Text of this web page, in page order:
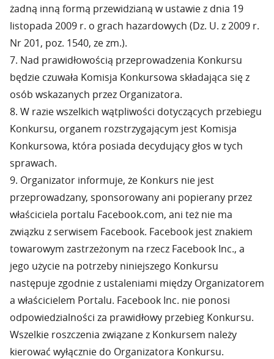
żadną inną formą przewidzianą w ustawie z dnia 19
listopada 2009 r. o grach hazardowych (Dz. U. z 2009 r.
Nr 201, poz. 1540, ze zm.).
7. Nad prawidłowością przeprowadzenia Konkursu
będzie czuwała Komisja Konkursowa składająca się z
osób wskazanych przez Organizatora.
8. W razie wszelkich wątpliwości dotyczących przebiegu
Konkursu, organem rozstrzygającym jest Komisja
Konkursowa, która posiada decydujący głos w tych
sprawach.
9. Organizator informuje, że Konkurs nie jest
przeprowadzany, sponsorowany ani popierany przez
właściciela portalu Facebook.com, ani też nie ma
związku z serwisem Facebook. Facebook jest znakiem
towarowym zastrzeżonym na rzecz Facebook Inc., a
jego użycie na potrzeby niniejszego Konkursu
następuje zgodnie z ustaleniami między Organizatorem
a właścicielem Portalu. Facebook Inc. nie ponosi
odpowiedzialności za prawidłowy przebieg Konkursu.
Wszelkie roszczenia związane z Konkursem należy
kierować wyłącznie do Organizatora Konkursu.